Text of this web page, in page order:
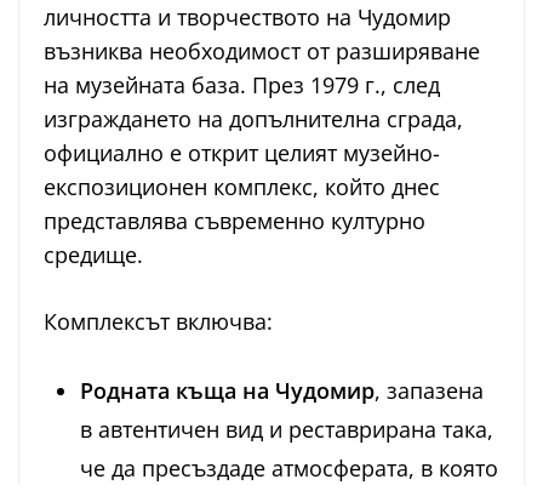
личността и творчеството на Чудомир
възниква необходимост от разширяване
на музейната база. През 1979 г., след
изграждането на допълнителна сграда,
официално е открит целият музейно-
експозиционен комплекс, който днес
представлява съвременно културно
средище.
Комплексът включва:
Родната къща на Чудомир, запазена
в автентичен вид и реставрирана така,
че да пресъздаде атмосферата, в която